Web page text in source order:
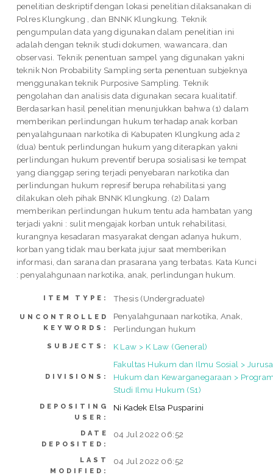
penelitian deskriptif dengan lokasi penelitian dilaksanakan di
Polres Klungkung , dan BNNK Klungkung. Teknik
pengumpulan data yang digunakan dalam penelitian ini
adalah dengan teknik studi dokumen, wawancara, dan
observasi. Teknik penentuan sampel yang digunakan yakni
teknik Non Probability Sampling serta penentuan subjeknya
menggunakan teknik Purposive Sampling. Teknik
pengolahan dan analisis data digunakan secara kualitatif.
Berdasarkan hasil penelitian menunjukkan bahwa (1) dalam
memberikan perlindungan hukum terhadap anak korban
penyalahgunaan narkotika di Kabupaten Klungkung ada 2
(dua) bentuk perlindungan hukum yang diterapkan yakni
perlindungan hukum preventif berupa sosialisasi ke tempat
yang dianggap sering terjadi penyebaran narkotika dan
perlindungan hukum represif berupa rehabilitasi yang
dilakukan oleh pihak BNNK Klungkung. (2) Dalam
memberikan perlindungan hukum tentu ada hambatan yang
terjadi yakni : sulit mengajak korban untuk rehabilitasi,
kurangnya kesadaran masyarakat dengan adanya hukum,
korban yang tidak mau berkata jujur saat memberikan
informasi, dan sarana dan prasarana yang terbatas. Kata Kunci
: penyalahgunaan narkotika, anak, perlindungan hukum.
ITEM TYPE: Thesis (Undergraduate)
UNCONTROLLED
KEYWORDS:
Penyalahgunaan narkotika, Anak,
Perlindungan hukum
SUBJECTS: K Law > K Law (General)
DIVISIONS:
Fakultas Hukum dan Ilmu Sosial >
Hukum dan Kewarganegaraan >
Studi Ilmu Hukum (S1)
DEPOSITING
USER:
Ni Kadek Elsa Pusparini
DATE
DEPOSITED:
04 Jul 2022 06:52
LAST
MODIFIED:
04 Jul 2022 06:52